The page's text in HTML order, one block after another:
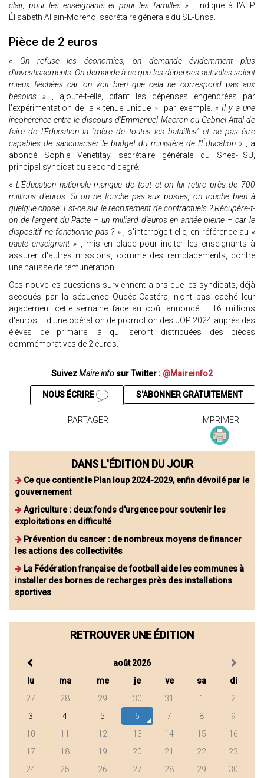
clair, pour les enseignants et pour les familles » , indique à l'AFP
Élisabeth Allain-Moreno, secrétaire générale du SE-Unsa.
Pièce de 2 euros
« On refuse les économies, on demande évidemment plus
d'investissements. On demande à ce que les dépenses actuelles soient
mieux fléchées car on voit bien que cela ne correspond pas aux
besoins » , ajoute-t-elle, citant les dépenses engendrées par
l'expérimentation de la « tenue unique » par exemple. « Il y a une
incohérence entre le discours d'Emmanuel Macron ou Gabriel Attal de
faire de l'Éducation la "mère de toutes les batailles" et ne pas être
capables de sanctuariser le budget du ministère de l'Éducation » , a
abondé Sophie Vénétitay, secrétaire générale du Snes-FSU,
principal syndicat du second degré.
« L'Éducation nationale manque de tout et on lui retire près de 700
millions d'euros. Si on ne touche pas aux postes, on touche bien à
quelque chose. Est-ce sur le recrutement de contractuels ? Récupère-t-
on de l'argent du Pacte – un milliard d'euros en année pleine – car le
dispositif ne fonctionne pas ? » , s'interroge-t-elle, en référence au «
pacte enseignant » , mis en place pour inciter les enseignants à
assurer d'autres missions, comme des remplacements, contre
une hausse de rémunération.
Ces nouvelles questions surviennent alors que les syndicats, déjà
secoués par la séquence Oudéa-Castéra, n'ont pas caché leur
agacement cette semaine face au coût annoncé – 16 millions
d'euros – d'une opération de promotion des JOP 2024 auprès des
élèves de primaire, à qui seront distribuées des pièces
commémoratives de 2 euros.
SuivezMaire info sur Twitter : @Maireinfo2
S'ABONNER GRATUITEMENT
NOUS ÉCRIRE
PARTAGER IMPRIMER
DANS L'ÉDITION DU JOUR
Ce que contient le Plan loup 2024-2029, enfin dévoilé par le
gouvernement
Agriculture : deux fonds d'urgence pour soutenir les
exploitations en difficulté
Prévention du cancer : de nombreux moyens de financer
les actions des collectivités
La Fédération française de football aide les communes à
installer des bornes de recharges près des installations
sportives
RETROUVER UNE ÉDITION
août 2026
lu
ma me je ve sa
di
27
28 29 30 31 1
2
3
4 5 6 7 8
9
10
11 12 13 14 15
16
17
18 19 20 21 22
23
24
25 26 27 28 29 30